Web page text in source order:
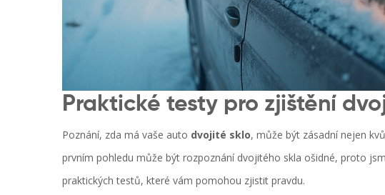
Praktické testy pro zjištění
Poznání, zda má vaše auto dvojité sklo, může být zásadní nejen
prvním pohledu může být rozpoznání dvojitého skla ošidné, proto
praktických testů, které vám pomohou zjistit pravdu.